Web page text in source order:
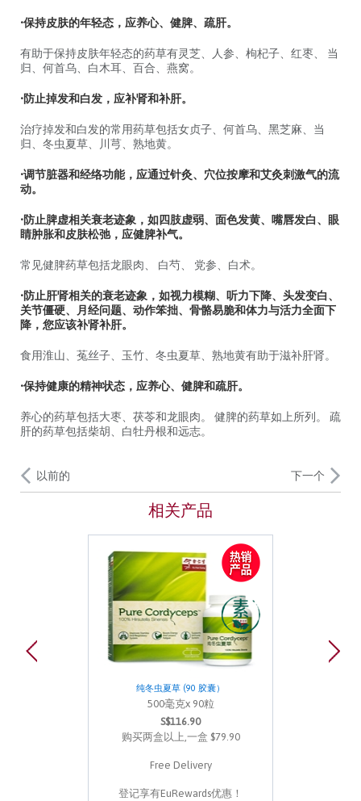
•保持皮肤的年轻态，应养心、健脾、疏肝。
有助于保持皮肤年轻态的药草有灵芝、人参、枸杞子、红枣、 当
归、何首乌、白木耳、百合、燕窝。
•防止掉发和白发，应补肾和补肝。
治疗掉发和白发的常用药草包括女贞子、何首乌、黑芝麻、当
归、冬虫夏草、川芎、熟地黄。
•调节脏器和经络功能，应通过针灸、穴位按摩和艾灸刺激气的流
动。
•防止脾虚相关衰老迹象，如四肢虚弱、面色发黄、嘴唇发白、眼
睛肿胀和皮肤松弛，应健脾补气。
常见健脾药草包括龙眼肉、 白芍、 党参、白术。
•防止肝肾相关的衰老迹象，如视力模糊、听力下降、头发变白、
关节僵硬、月经问题、动作笨拙、骨骼易脆和体力与活力全面下
降，您应该补肾补肝。
食用淮山、菟丝子、玉竹、冬虫夏草、熟地黄有助于滋补肝肾。
•保持健康的精神状态，应养心、健脾和疏肝。
养心的药草包括大枣、茯苓和龙眼肉。 健脾的药草如上所列。 疏
肝的药草包括柴胡、白牡丹根和远志。
以前的 下一个
相关产品
纯冬虫夏草 (90 胶囊）
500毫克x 90粒
S$116.90
购买两盒以上,一盒 $79.90
Free Delivery
登记享有EuRewards优惠！